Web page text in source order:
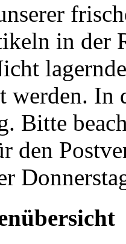
in der
werden. In
Bitte
den